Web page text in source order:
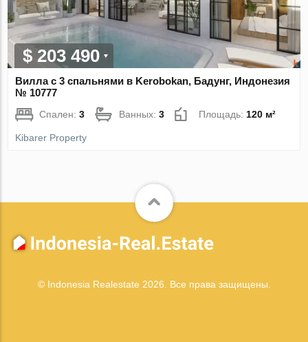
$ 203 490
Вилла с 3 спальнями в Kerobokan, Бадунг, Индонезия
№ 10777
Спален:3 Ванных:3 Площадь: 120 м²
Kibarer Property
© Indonesia Realestate 2026. Все права защищены.